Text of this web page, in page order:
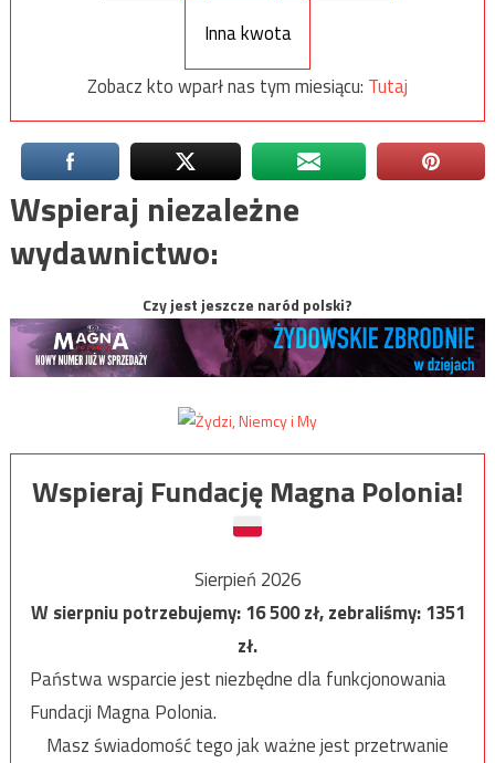
Inna kwota
Zobacz kto wparł nas tym miesiącu: Tutaj
Wspieraj niezależne
wydawnictwo:
Czy jest jeszcze naród polski?
Wspieraj Fundację Magna Polonia!
Sierpień 2026
W sierpniu potrzebujemy:16 500zł, zebraliśmy:1351
zł.
Państwa wsparcie jest niezbędne dla funkcjonowania
Fundacji Magna Polonia.
Masz świadomość tego jak ważne jest przetrwanie